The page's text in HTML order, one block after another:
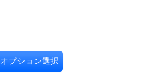
オプション選択